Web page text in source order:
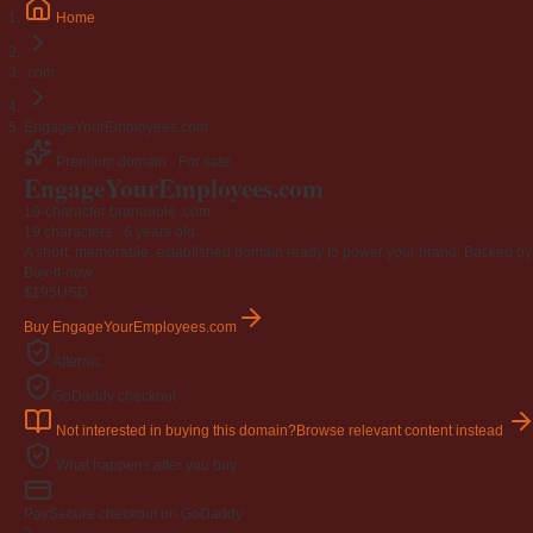
Jangan
Berkenaan Witir & Tahajjud
20 October 2006
Home
.com
EngageYourEmployees.com
Premium domain · For sale
EngageYourEmployees.com
19-character brandable .com
19 characters · 6 years old
A short, memorable, established domain ready to power your brand. Backed
Buy-it-now
$195USD
Buy EngageYourEmployees.com
Afternic
GoDaddy checkout
Not interested in buying this domain?Browse relevant content instead
What happens after you buy
PaySecure checkout on GoDaddy